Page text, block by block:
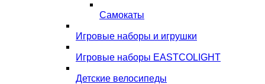
Самокаты
Игровые наборы и игрушки
Игровые наборы EASTCOLIGHT
Детские велосипеды